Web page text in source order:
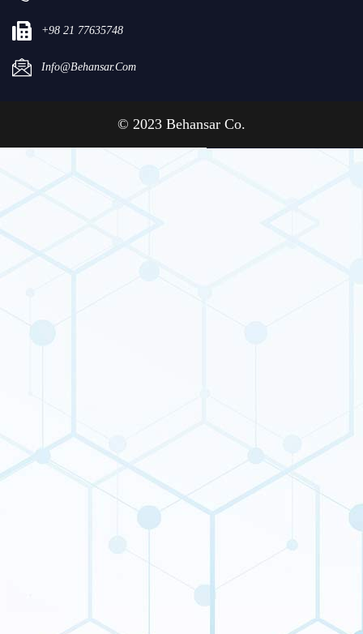
+98 21 77635748
Info@behansar.com
© 2023 Behansar Co.